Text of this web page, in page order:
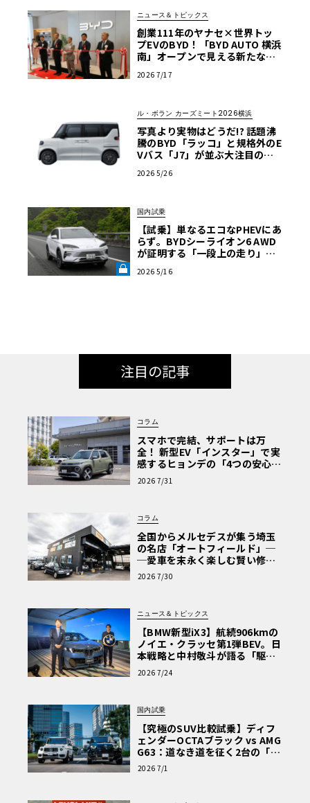
ニュース＆トピックス
創業111年のヤナセ×世界トッ
プEVのBYD！「BYD AUTO 横浜
南」オープンで見える新たなク
2026 7/17
ル・ボラン カーズミート2026横浜
写真より実物はどうだ!? 話題沸
騰のBYD「ラッコ」と規格外のE
Vバス「J7」が並ぶ大注目のブ
ミート2026横浜】
2026 5/26
国内試乗
【試乗】単なるエコなPHEVにあ
らず。BYDシーライオン6 AWD
が証明する「一段上の走り」と
2026 5/16
注目の記事
コラム
スマホで完結、サポートは万
全！ 新型EV「インスター」で実
感するヒョンデの「4つの安心」
【第1回・ヒョンデ6つの疑問：
Why? Hyundai?】〈PR〉
2026 7/31
コラム
全国からメルセデスが集う埼玉
の名店「オートフィールド」─
─愛車を末永く楽しむ賢い修理
術と、プロがフックス製オイル
を選ぶ理由〈PR〉
2026 7/30
ニュース＆トピックス
【BMW新型iX3】航続906kmの
ノイエ・クラッセ第1弾BEV。日
本戦略と中村敬斗が語る「駆け
ぬける歓び」
2026 7/24
国内試乗
【究極のSUV比較試乗】ディフ
ェンダーOCTAブラック vs AMG
G63：道なき道を征く2台の「対
極的アプローチ」
2026 7/1